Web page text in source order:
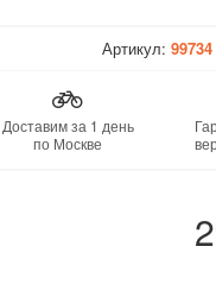
Артикул: 99734
Доставим за 1 день
по Москве